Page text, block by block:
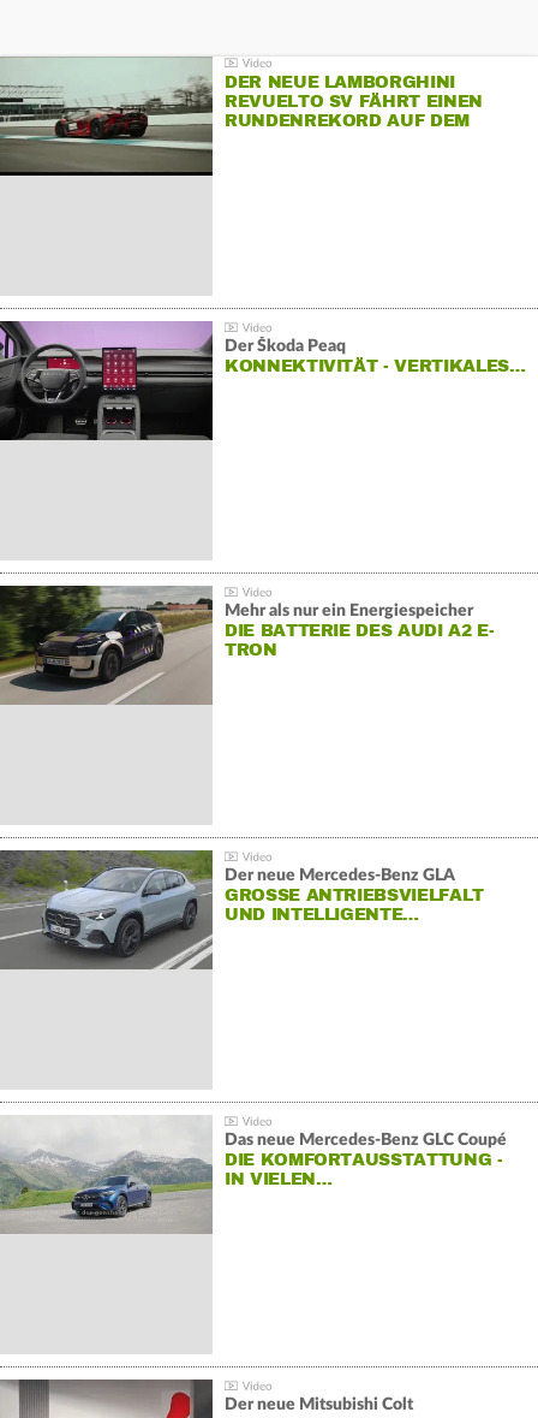
DER NEUE LAMBORGHINI
REVUELTO SV FÄHRT EINEN
RUNDENREKORD AUF DEM
Der Škoda Peaq
KONNEKTIVITÄT - VERTIKALES…
Mehr als nur ein Energiespeicher
DIE BATTERIE DES AUDI A2 E-
TRON
Der neue Mercedes-Benz GLA
GROSSE ANTRIEBSVIELFALT U
ND INTELLIGENTE…
Das neue Mercedes-Benz GLC Coupé
DIE KOMFORTAUSSTATTUNG -
IN VIELEN…
Der neue Mitsubishi Colt